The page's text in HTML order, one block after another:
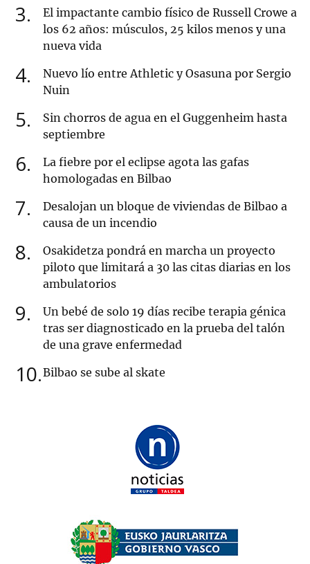
3
El impactante cambio físico de Russell Crowe a
los 62 años: músculos, 25 kilos menos y una
nueva vida
4
Nuevo lío entre Athletic y Osasuna por Sergio
Nuin
5
Sin chorros de agua en el Guggenheim hasta
septiembre
6
La fiebre por el eclipse agota las gafas
homologadas en Bilbao
7
Desalojan un bloque de viviendas de Bilbao a
causa de un incendio
8
Osakidetza pondrá en marcha un proyecto
piloto que limitará a 30 las citas diarias en los
ambulatorios
9
Un bebé de solo 19 días recibe terapia génica
tras ser diagnosticado en la prueba del talón
de una grave enfermedad
10 Bilbao se sube al skate